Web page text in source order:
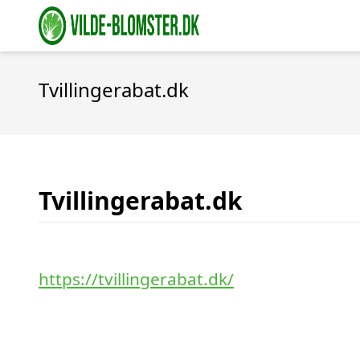
Tvillingerabat.dk
Tvillingerabat.dk
https://tvillingerabat.dk/